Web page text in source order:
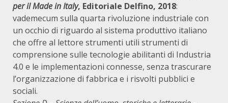
per il Made in Italy, Editoriale Delfino, 2018:
vademecum sulla quarta rivoluzione industriale con
un occhio di riguardo al sistema produttivo italiano
che offre al lettore strumenti utili strumenti di
comprensione sulle tecnologie abilitanti di Industria
4.0 e le implementazioni connesse, senza trascurare
l’organizzazione di fabbrica e i risvolti pubblici e
sociali.